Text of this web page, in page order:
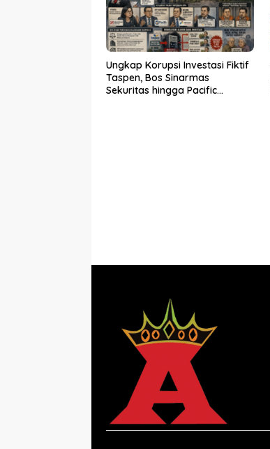
Ungkap Korupsi Investasi Fiktif
Taspen, Bos Sinarmas
Sekuritas hingga Pacific